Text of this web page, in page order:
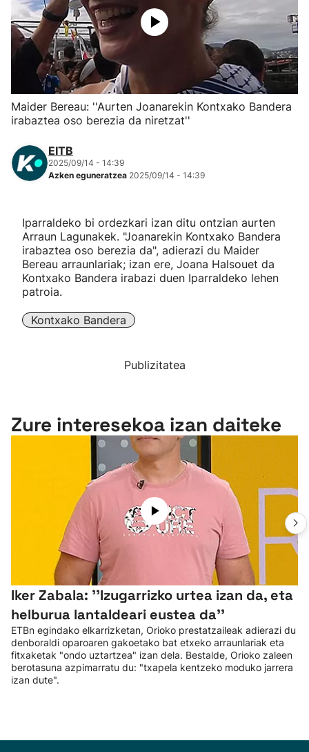
Herri-kirolak
Eskubaloia
Kirolak 360
Mendi-lasterketak
"Helmuga"
Maider Bereau: ''Aurten Joanarekin Kontxako Bandera
irabaztea oso berezia da niretzat''
EITB
2025/09/14 - 14:39
Azken eguneratzea 2025/09/14 - 14:39
Iparraldeko bi ordezkari izan ditu ontzian aurten
Arraun Lagunakek. "Joanarekin Kontxako Bandera
irabaztea oso berezia da", adierazi du Maider
Bereau arraunlariak; izan ere, Joana Halsouet da
Kontxako Bandera irabazi duen Iparraldeko lehen
patroia.
Kontxako Bandera
Publizitatea
Zure interesekoa izan daiteke
Iker Zabala: ''Izugarrizko urtea izan da, eta
helburua lantaldeari eustea da''
ETBn egindako elkarrizketan, Orioko prestatzaileak adierazi du
denboraldi oparoaren gakoetako bat etxeko arraunlariak eta
fitxaketak "ondo uztartzea" izan dela. Bestalde, Orioko zaleen
berotasuna azpimarratu du: "txapela kentzeko moduko jarrera
izan dute".